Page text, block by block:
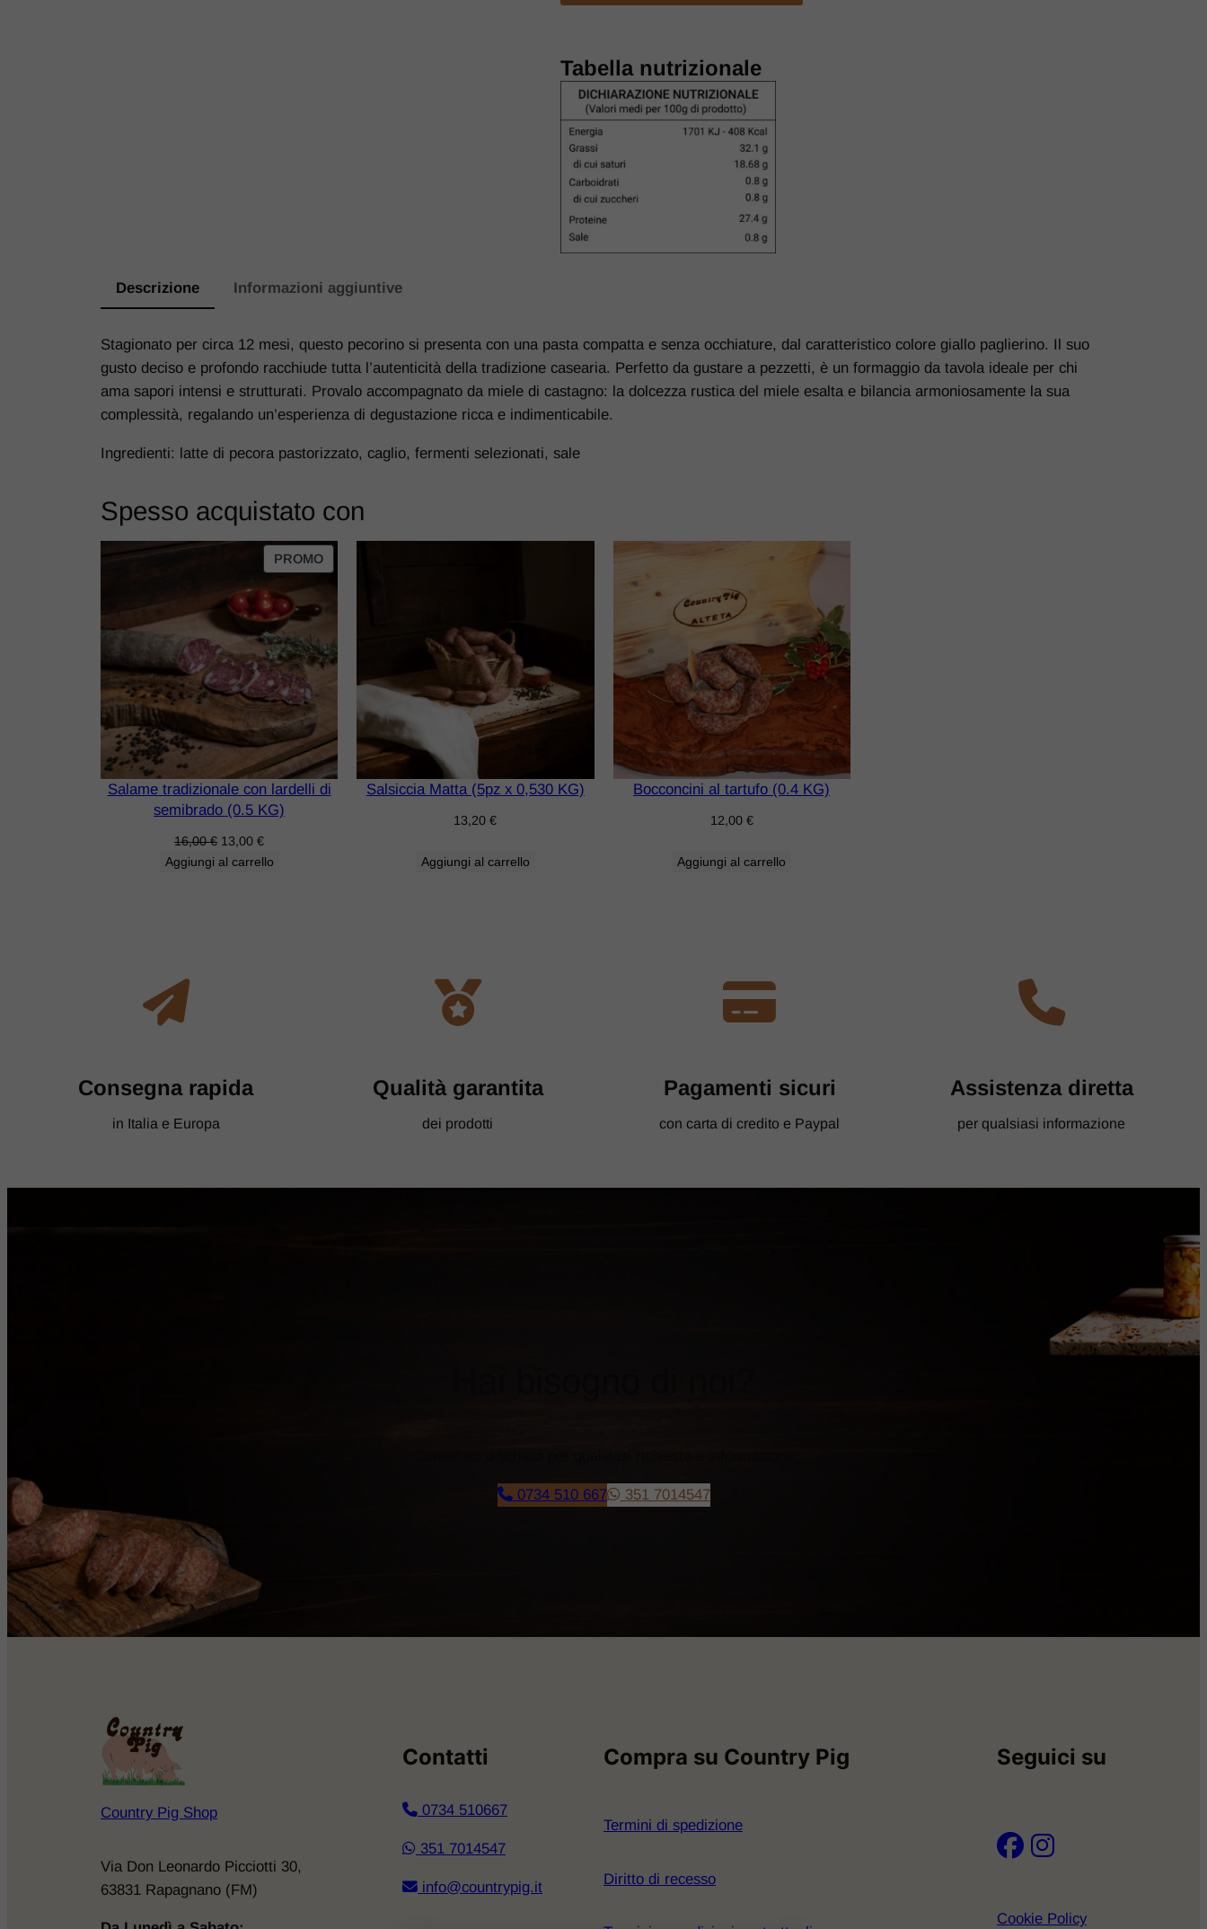
Tabella nutrizionale
Descrizione Informazioni aggiuntive
Stagionato per circa 12 mesi, questo pecorino si presenta con una pasta compatta e senza occhiature, dal caratteristico colore giallo paglierino. Il suo
gusto deciso e profondo racchiude tutta l’autenticità della tradizione casearia. Perfetto da gustare a pezzetti, è un formaggio da tavola ideale per chi
ama sapori intensi e strutturati. Provalo accompagnato da miele di castagno: la dolcezza rustica del miele esalta e bilancia armoniosamente la sua
complessità, regalando un’esperienza di degustazione ricca e indimenticabile.
Ingredienti: latte di pecora pastorizzato, caglio, fermenti selezionati, sale
Spesso acquistato con
PROMO
Salame tradizionale con lardelli di
semibrado (0.5 KG)
16,00€ 13,00€
Aggiungi al carrello
Salsiccia Matta (5pz x 0,530 KG)
13,20€
Aggiungi al carrello
Bocconcini al tartufo (0.4 KG)
12,00 €
Aggiungi al carrello
​Consegna rapida
in Italia e Europa
​Qualità garantita
dei prodotti
​Pagamenti sicuri
con carta di credito e Paypal
​Assistenza diretta
per qualsiasi informazione
0734 510 667 351 7014547
Country Pig Shop
Via Don Leonardo Picciotti 30,
63831 Rapagnano (FM)
Contatti
​0734 510667
351 7014547
info@countrypig.it
Compra su Country Pig
Termini di spedizione
Diritto di recesso
Seguici su
Cookie Policy